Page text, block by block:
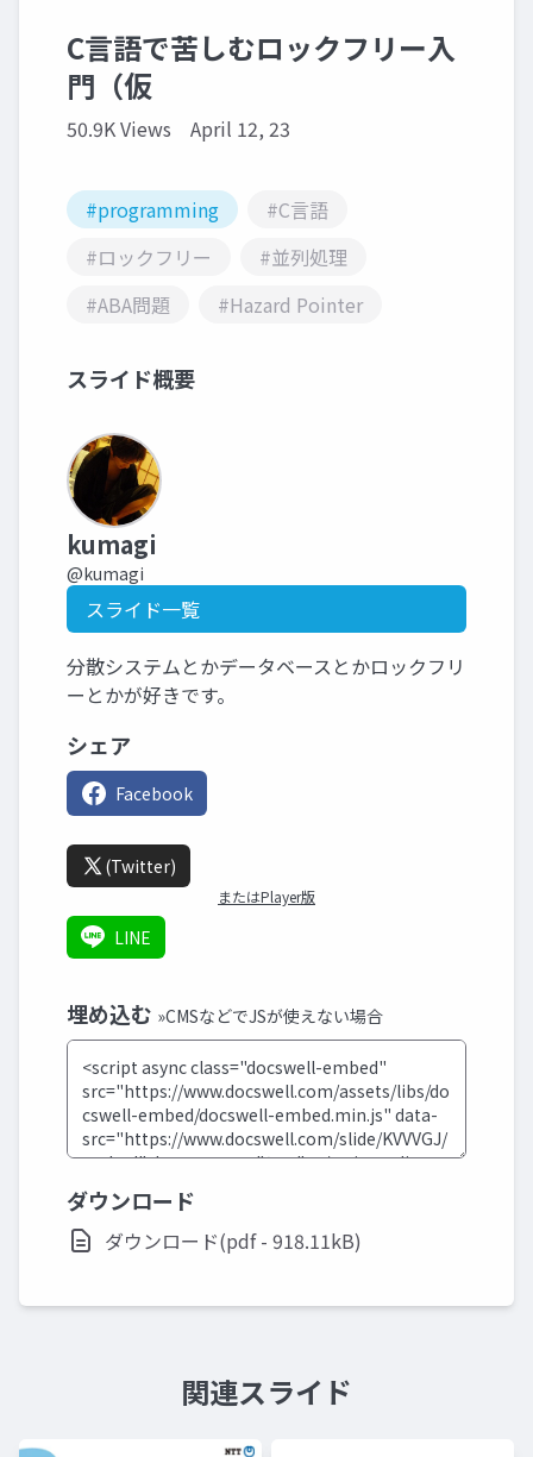
C言語で苦しむロックフリー入
門（仮
50.9K Views April 12, 23
#programming
#C言語
#ロックフリー
#並列処理
#ABA問題
#Hazard Pointer
スライド概要
kumagi
@kumagi
スライド一覧
分散システムとかデータベースとかロックフリ
ーとかが好きです。
シェア
Facebook
(Twitter)
またはPlayer版
LINE
埋め込む »CMSなどでJSが使えない場合
ダウンロード
ダウンロード(pdf - 918.11kB)
関連スライド